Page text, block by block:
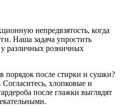
непредвзятость, когда
Наша задача упростить
различных розничных
порядок после стирки и сушки?
хлопковые и
после глажки выглядят